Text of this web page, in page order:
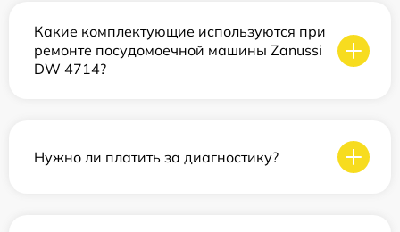
Какие комплектующие используются при
ремонте посудомоечной машины Zanussi
DW 4714?
Нужно ли платить за диагностику?